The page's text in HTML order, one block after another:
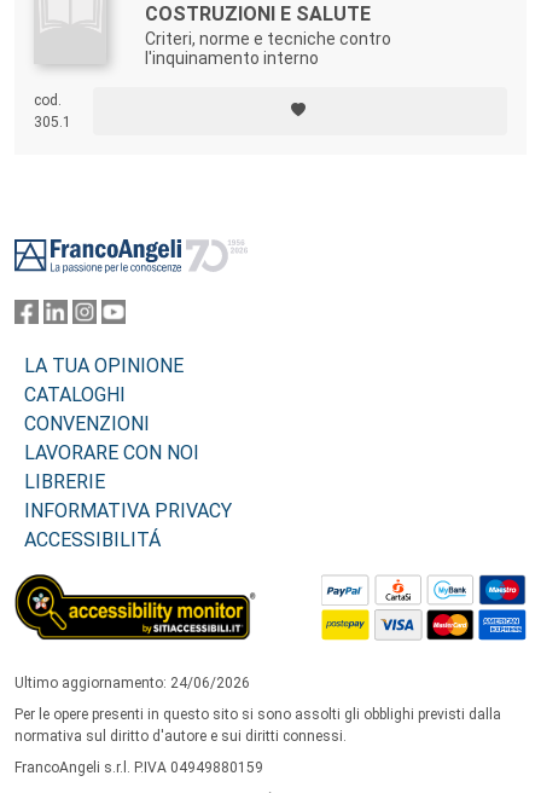
COSTRUZIONI E SALUTE
Criteri, norme e tecniche contro
l'inquinamento interno
cod.
305.1
LA TUA OPINIONE
CATALOGHI
CONVENZIONI
LAVORARE CON NOI
LIBRERIE
INFORMATIVA PRIVACY
ACCESSIBILITÁ
Ultimo aggiornamento: 24/06/2026
Per le opere presenti in questo sito si sono assolti gli obblighi previsti dalla
normativa sul diritto d'autore e sui diritti connessi.
FrancoAngeli s.r.l. P.IVA 04949880159